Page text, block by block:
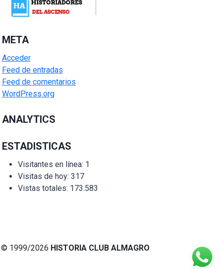
META
Acceder
Feed de entradas
Feed de comentarios
WordPress.org
ANALYTICS
ESTADISTICAS
Visitantes en línea: 1
Visitas de hoy: 317
Vistas totales: 173.583
© 1999/2026 HISTORIA CLUB ALMAGRO